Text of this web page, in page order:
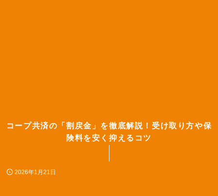
コープ共済の「割戻金」を徹底解説！受け取り方や保
険料を安く抑えるコツ
2026年1月21日